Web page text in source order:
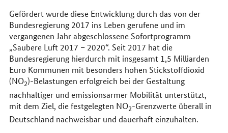
Gefördert wurde diese Entwicklung durch das von der
Bundesregierung 2017 ins Leben gerufene und im
vergangenen Jahr abgeschlossene Sofortprogramm
„Saubere Luft 2017 – 2020“. Seit 2017 hat die
Bundesregierung hierdurch mit insgesamt 1,5 Milliarden
Euro Kommunen mit besonders hohen Stickstoffdioxid
(NO2)-Belastungen erfolgreich bei der Gestaltung
nachhaltiger und emissionsarmer Mobilität unterstützt,
mit dem Ziel, die festgelegten NO2-Grenzwerte überall in
Deutschland nachweisbar und dauerhaft einzuhalten.